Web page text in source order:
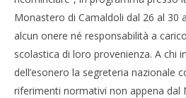
Monastero di Camaldoli dal 26 al 30
alcun onere né responsabilità a
scolastica di loro provenienza. A chi
dell’esonero la segreteria nazionale
riferimenti normativi non appena dal